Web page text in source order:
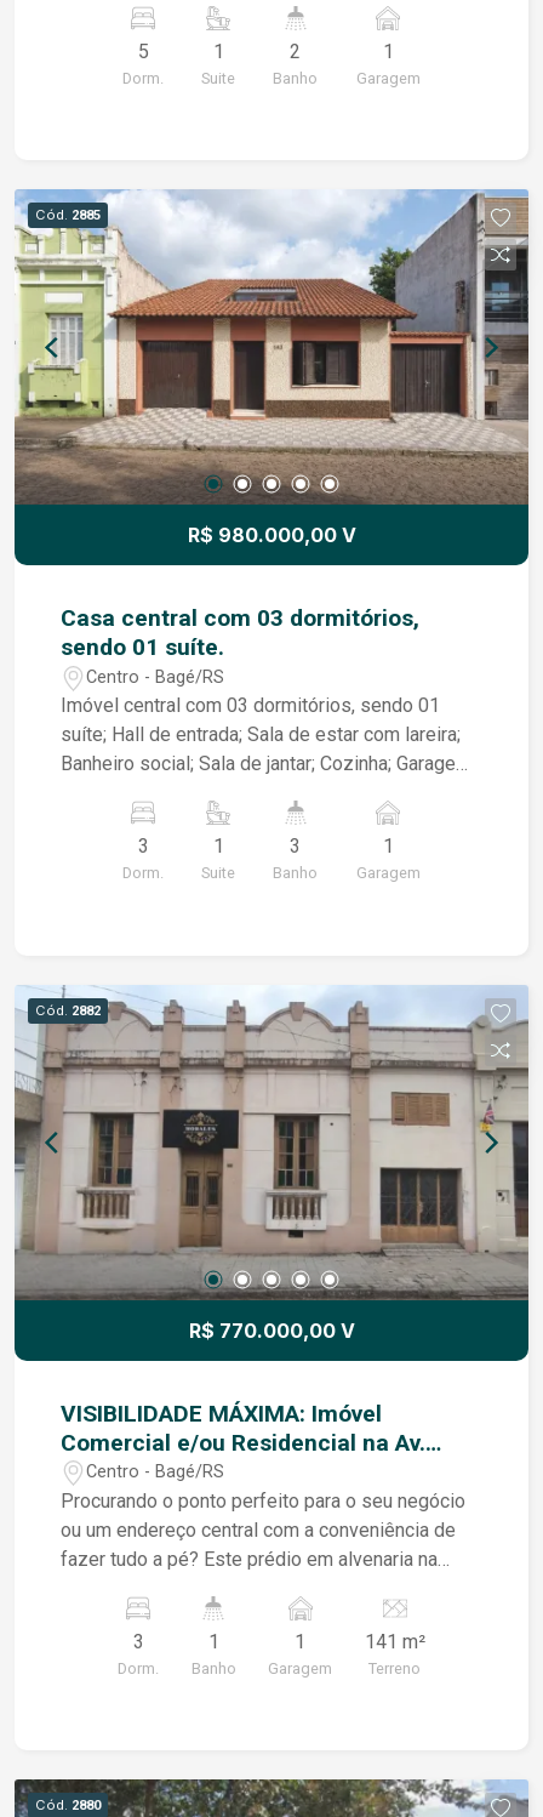
ficam também na venda. área de serviço cozinha
garagem poço de luz e pátio pequeno peças
amplos podendo atender tanto residencial ou
5
Dorm.
1
Suite
2
Banho
1
Garagem
Cód. 2885
R$ 980.000,00 V
Casa central com 03 dormitórios,
sendo 01 suíte.
Centro - Bagé/RS
Imóvel central com 03 dormitórios, sendo 01
suíte; Hall de entrada; Sala de estar com lareira;
Banheiro social; Sala de jantar; Cozinha; Garagem
ao pátio, permitindo a entrada de mais veículos;
Pátio totalmente calçado; Terreno 11 X 30
3
Dorm.
1
Suite
3
Banho
1
Garagem
Cód. 2882
R$ 770.000,00 V
VISIBILIDADE MÁXIMA: Imóvel
Comercial e/ou Residencial na Av.
Marechal Floriano!
Centro - Bagé/RS
Procurando o ponto perfeito para o seu negócio
ou um endereço central com a conveniência de
fazer tudo a pé? Este prédio em alvenaria na
comercial imbatível com 11,85 metros de
fachada direta na avenida principal. Localizado
em região de altíssimo fluxo de pedestres e
distribuídos, cozinha prática, banheiro social e
3
Dorm.
1
Banho
1
Garagem
141 m²
Terreno
Cód. 2880